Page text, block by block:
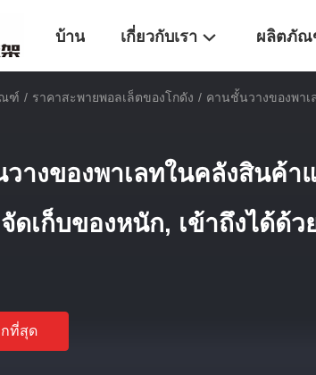
บ้าน เกี่ยวกับเรา ผลิตภั
ฑ์ / ราคาสะพายพอลเล็ตของโกดัง / คานชั้นวางของพาเ
างของพาเลทในคลังสินค้า
ดเก็บของหนัก, เข้าถึงได้ด้ว
ที่สุด